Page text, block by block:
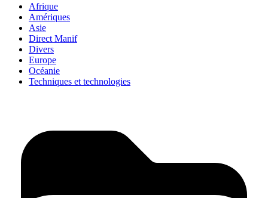
Afrique
Amériques
Asie
Direct Manif
Divers
Europe
Océanie
Techniques et technologies